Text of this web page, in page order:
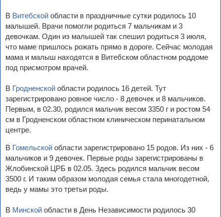
В Витебской области в праздничные сутки родилось 10
малышей. Врачи помогли родиться 7 мальчикам и 3
девочкам. Один из малышей так спешил родиться 3 июля,
что маме пришлось рожать прямо в дороге. Сейчас молодая
мама и малыш находятся в Витебском областном роддоме
под присмотром врачей.
В Гродненской области родилось 16 детей. Тут
зарегистрировано ровное число - 8 девочек и 8 мальчиков.
Первым, в 02.30, родился мальчик весом 3350 г и ростом 54
см в Гродненском областном клиническом перинатальном
центре.
В Гомельской области зарегистрировано 15 родов. Из них - 6
мальчиков и 9 девочек. Первые роды зарегистрированы в
Жлобинской ЦРБ в 02.05. Здесь родился мальчик весом
3500 г. И таким образом молодая семья стала многодетной,
ведь у мамы это третьи роды.
В Минской области в День Независимости родилось 30